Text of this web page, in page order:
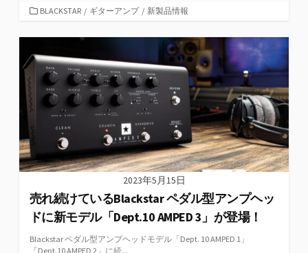
カ
ゴ
ー
BLACKSTAR / ギターアンプ / 新製品情報
2023年5月15日
売れ続けているBlackstar ペダル型アンプヘッ
ドに新モデル「Dept.10 AMPED 3」が登場！
Blackstar ペダル型アンプヘッドモデル「Dept. 10 AMPED 1」
「Dept.10 AMPED 2」に続...